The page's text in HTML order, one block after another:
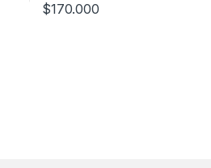
$170.000